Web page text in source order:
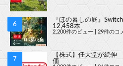
『ほの暮しの庭』
12,458本
2,200件のビュー 29件のコ
【株式】任天堂が続
価